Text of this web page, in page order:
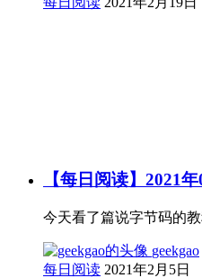
【每日阅读】2021
今天看了篇说字节码的
geekgao
每日阅读 2021年2月5日